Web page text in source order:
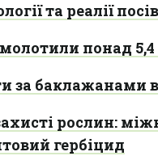
та реалії
понад
за баклажанами
рослин:
гербіцид